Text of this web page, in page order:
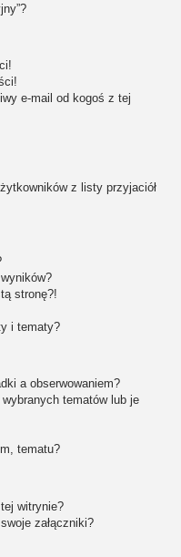
e-mail od kogoś z tej
z listy przyjaciół
stronę?!
i tematy?
a obserwowaniem?
tematów lub je
tematu?
witrynie?
załączniki?